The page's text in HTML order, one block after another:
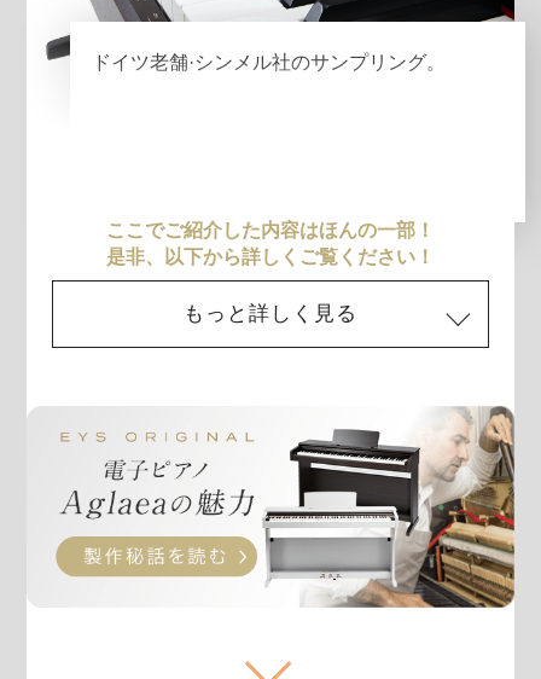
ドイツ老舗·シンメル社のサンプリング。
ここでご紹介した内容はほんの一部！
是非、以下から詳しくご覧ください！
もっと詳しく見る